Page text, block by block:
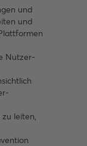
und
und
Nutzer-
leiten,